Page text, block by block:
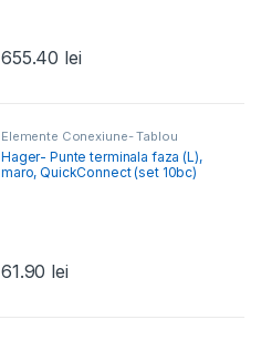
655.40 lei
Elemente Conexiune- Tablou
Electric
Hager- Punte terminala faza (L),
maro, QuickConnect (set 10bc)
61.90 lei